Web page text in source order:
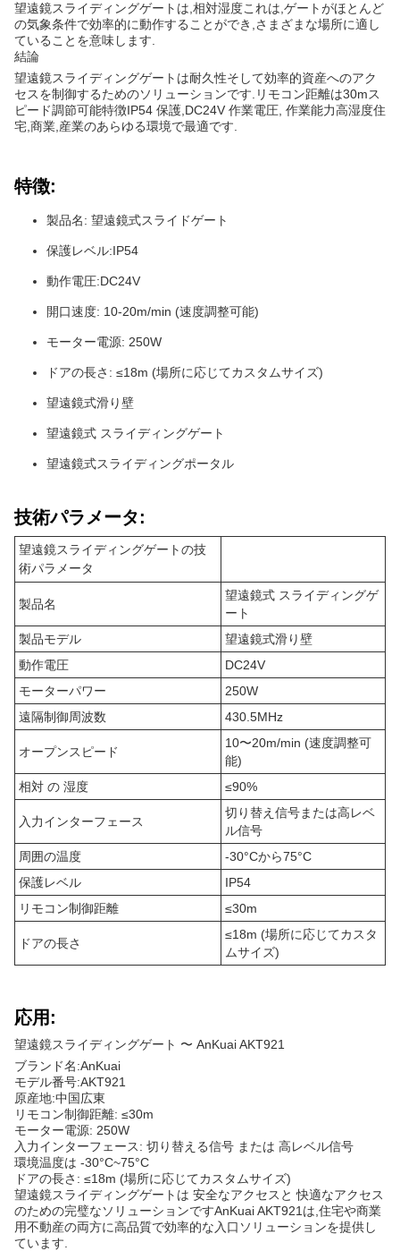
望遠鏡スライディングゲートは, 相対湿度これは,ゲートがほとんど
の気象条件で効率的に動作することができ,さまざまな場所に適し
ていることを意味します.
結論
望遠鏡スライディングゲートは耐久性そして効率的資産へのアク
セスを制御するためのソリューションです. リモコン距離は30mス
ピード調節可能特徴IP54 保護 DC24V 作業電圧 , 作業能力高湿度住
宅,商業,産業のあらゆる環境で最適です.
特徴:
製品名: 望遠鏡式スライドゲート
保護レベル:IP54
動作電圧:DC24V
開口速度: 10-20m/min (速度調整可能)
モーター電源: 250W
ドアの長さ: ≤18m (場所に応じてカスタムサイズ)
望遠鏡式滑り壁
望遠鏡式 スライディングゲート
望遠鏡式スライディングポータル
技術パラメータ:
望遠鏡スライディングゲートの技
術パラメータ
製品名
望遠鏡式 スライディングゲ
ート
製品モデル
望遠鏡式滑り壁
動作電圧
DC24V
モーターパワー
250W
遠隔制御周波数
430.5MHz
オープンスピード
10〜20m/min (速度調整可
能)
相対 の 湿度
≤90%
入力インターフェース
切り替え信号または高レベ
ル信号
周囲の温度
-30°Cから75°C
保護レベル
IP54
リモコン制御距離
≤30m
ドアの長さ
≤18m (場所に応じてカスタ
ムサイズ)
応用:
望遠鏡スライディングゲート 〜 AnKuai AKT921
ブランド名:AnKuai
モデル番号:AKT921
原産地:中国広東
リモコン制御距離: ≤30m
モーター電源: 250W
入力インターフェース: 切り替える信号 または 高レベル信号
環境温度は -30°C~75°C
ドアの長さ: ≤18m (場所に応じてカスタムサイズ)
望遠鏡スライディングゲートは 安全なアクセスと 快適なアクセス
のための完璧なソリューションですAnKuai AKT921は,住宅や商業
用不動産の両方に高品質で効率的な入口ソリューションを提供し
ています.